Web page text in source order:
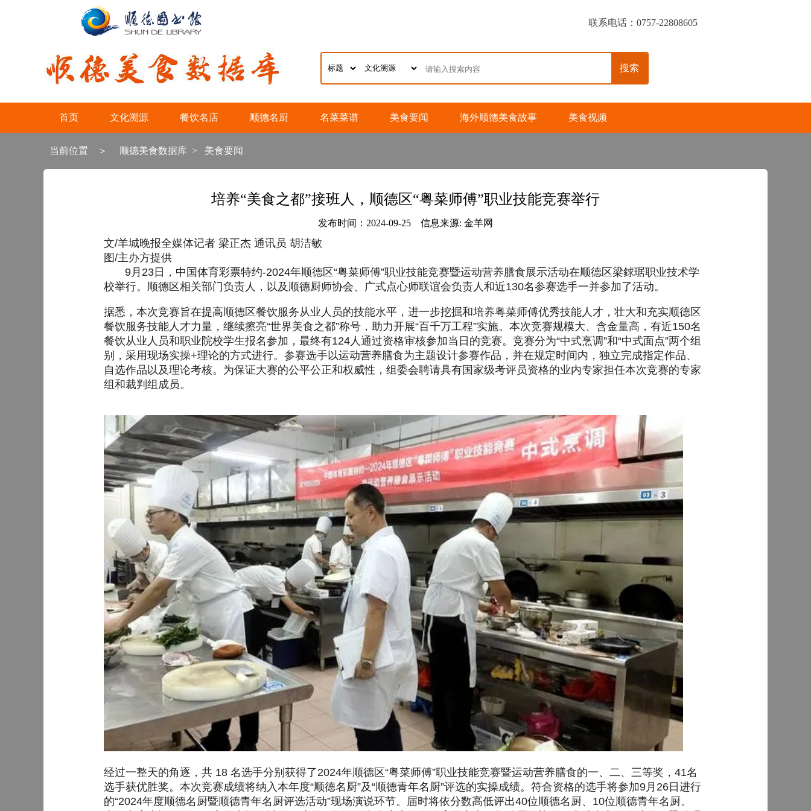
联系电话：0757-22808605
搜索
首页 文化溯源 餐饮名店 顺德名厨 名菜菜谱 美食要闻 海外顺德美食故事 美食视频
当前位置 ＞ 顺德美食数据库 > 美食要闻
培养“美食之都”接班人，顺德区“粤菜师傅”职业技能竞赛举行
发布时间：2024-09-25 信息来源: 金羊网
文/羊城晚报全媒体记者 梁正杰 通讯员 胡洁敏
图/主办方提供
9月23日，中国体育彩票特约-2024年顺德区“粤菜师傅”职业技能竞赛暨运动营养膳食展示活动在顺德区梁銶琚职业技术学
校举行。顺德区相关部门负责人，以及顺德厨师协会、广式点心师联谊会负责人和近130名参赛选手一并参加了活动。
据悉，本次竞赛旨在提高顺德区餐饮服务从业人员的技能水平，进一步挖掘和培养粤菜师傅优秀技能人才，壮大和充实顺德区
餐饮服务技能人才力量，继续擦亮“世界美食之都”称号，助力开展“百千万工程”实施。本次竞赛规模大、含金量高，有近150名
餐饮从业人员和职业院校学生报名参加，最终有124人通过资格审核参加当日的竞赛。竞赛分为“中式烹调”和“中式面点”两个组
别，采用现场实操+理论的方式进行。参赛选手以运动营养膳食为主题设计参赛作品，并在规定时间内，独立完成指定作品、
自选作品以及理论考核。为保证大赛的公平公正和权威性，组委会聘请具有国家级考评员资格的业内专家担任本次竞赛的专家
组和裁判组成员。
经过一整天的角逐，共 18 名选手分别获得了2024年顺德区“粤菜师傅”职业技能竞赛暨运动营养膳食的一、二、三等奖，41名
选手获优胜奖。本次竞赛成绩将纳入本年度“顺德名厨”及“顺德青年名厨”评选的实操成绩。符合资格的选手将参加9月26日进行
的“2024年度顺德名厨暨顺德青年名厨评选活动”现场演说环节。届时将依分数高低评出40位顺德名厨、10位顺德青年名厨。